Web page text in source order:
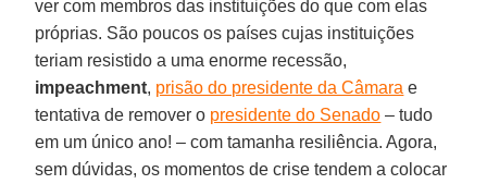
ver com membros das instituições do que com elas
próprias. São poucos os países cujas instituições
teriam resistido a uma enorme recessão,
impeachment, prisão do presidente da Câmara e
tentativa de remover o presidente do Senado – tudo
em um único ano! – com tamanha resiliência. Agora,
sem dúvidas, os momentos de crise tendem a colocar